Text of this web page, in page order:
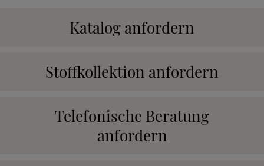
Katalog anfordern
Stoffkollektion anfordern
Telefonische Beratung
anfordern